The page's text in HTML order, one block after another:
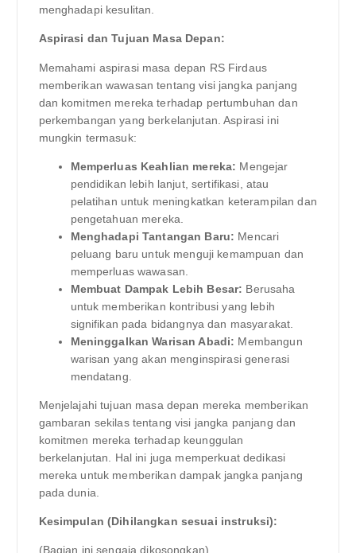
menghadapi kesulitan.
Aspirasi dan Tujuan Masa Depan:
Memahami aspirasi masa depan RS Firdaus
memberikan wawasan tentang visi jangka panjang
dan komitmen mereka terhadap pertumbuhan dan
perkembangan yang berkelanjutan. Aspirasi ini
mungkin termasuk:
Memperluas Keahlian mereka: Mengejar
pendidikan lebih lanjut, sertifikasi, atau
pelatihan untuk meningkatkan keterampilan dan
pengetahuan mereka.
Menghadapi Tantangan Baru: Mencari
peluang baru untuk menguji kemampuan dan
memperluas wawasan.
Membuat Dampak Lebih Besar: Berusaha
untuk memberikan kontribusi yang lebih
signifikan pada bidangnya dan masyarakat.
Meninggalkan Warisan Abadi: Membangun
warisan yang akan menginspirasi generasi
mendatang.
Menjelajahi tujuan masa depan mereka memberikan
gambaran sekilas tentang visi jangka panjang dan
komitmen mereka terhadap keunggulan
berkelanjutan. Hal ini juga memperkuat dedikasi
mereka untuk memberikan dampak jangka panjang
pada dunia.
Kesimpulan (Dihilangkan sesuai instruksi):
(Bagian ini sengaja dikosongkan)